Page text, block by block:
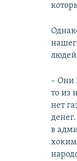
– Они
то из
нет
в